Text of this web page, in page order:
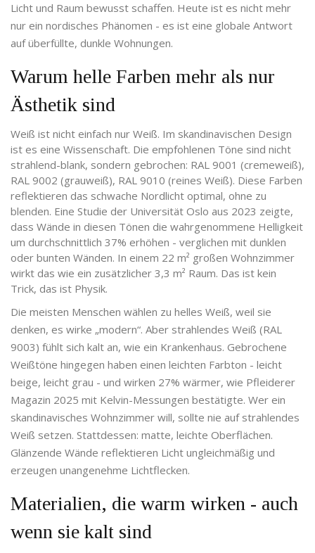
Licht und Raum bewusst schaffen. Heute ist es nicht mehr
nur ein nordisches Phänomen - es ist eine globale Antwort
auf überfüllte, dunkle Wohnungen.
Warum helle Farben mehr als nur
Ästhetik sind
Weiß ist nicht einfach nur Weiß. Im skandinavischen Design
ist es eine Wissenschaft. Die empfohlenen Töne sind nicht
strahlend-blank, sondern gebrochen: RAL 9001 (cremeweiß),
RAL 9002 (grauweiß), RAL 9010 (reines Weiß). Diese Farben
reflektieren das schwache Nordlicht optimal, ohne zu
blenden. Eine Studie der Universität Oslo aus 2023 zeigte,
dass Wände in diesen Tönen die wahrgenommene Helligkeit
um durchschnittlich 37% erhöhen - verglichen mit dunklen
oder bunten Wänden. In einem 22 m² großen Wohnzimmer
wirkt das wie ein zusätzlicher 3,3 m² Raum. Das ist kein
Trick, das ist Physik.
Die meisten Menschen wählen zu helles Weiß, weil sie
denken, es wirke „modern“. Aber strahlendes Weiß (RAL
9003) fühlt sich kalt an, wie ein Krankenhaus. Gebrochene
Weißtöne hingegen haben einen leichten Farbton - leicht
beige, leicht grau - und wirken 27% wärmer, wie Pfleiderer
Magazin 2025 mit Kelvin-Messungen bestätigte. Wer ein
skandinavisches Wohnzimmer will, sollte nie auf strahlendes
Weiß setzen. Stattdessen: matte, leichte Oberflächen.
Glänzende Wände reflektieren Licht ungleichmäßig und
erzeugen unangenehme Lichtflecken.
Materialien, die warm wirken - auch
wenn sie kalt sind